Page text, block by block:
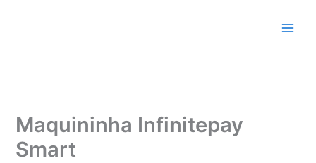
conteúdo
Maquininha Infinitepay
Smart